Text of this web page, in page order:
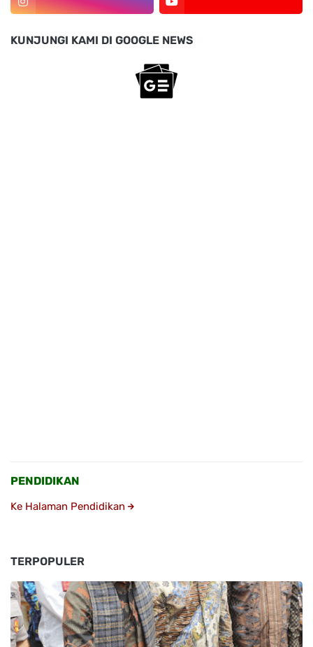
KUNJUNGI KAMI DI GOOGLE NEWS
PENDIDIKAN
Ke Halaman Pendidikan
TERPOPULER